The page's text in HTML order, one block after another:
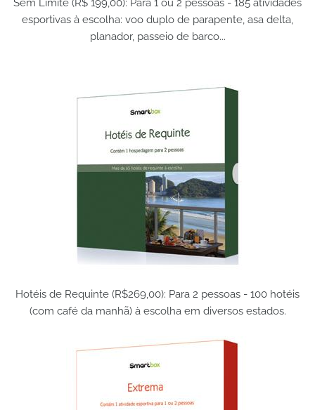
Sem Limite (R$ 199,00): Para 1 ou 2 pessoas - 185 atividades
esportivas à escolha: voo duplo de parapente, asa delta,
planador, passeio de barco...
Hotéis de Requinte (R$269,00): Para 2 pessoas - 100 hotéis
(com café da manhã) à escolha em diversos estados.